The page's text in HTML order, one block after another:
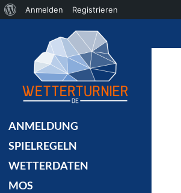
ANMELDUNG
SPIELREGELN
WETTERDATEN
MOS
Über
Anmelden Registrieren